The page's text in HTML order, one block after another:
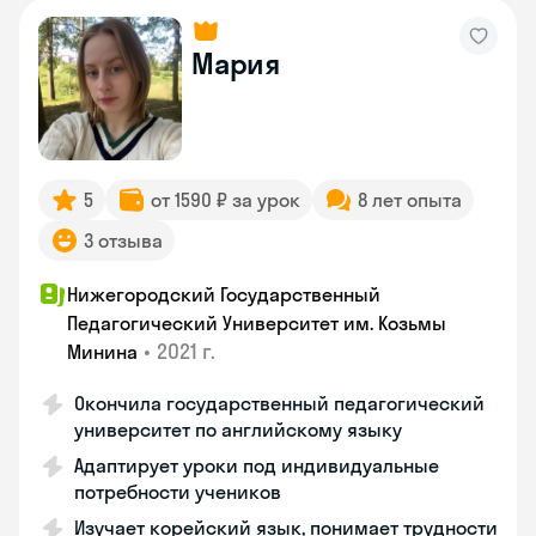
Мария
5 от 1590 ₽ за урок
8 лет опыта
3 отзыва
Нижегородский Государственный
Педагогический Университет им. Козьмы
Минина • 2021 г.
Окончила государственный педагогический
университет по английскому языку
Адаптирует уроки под индивидуальные
потребности учеников
Изучает корейский язык, понимает трудности